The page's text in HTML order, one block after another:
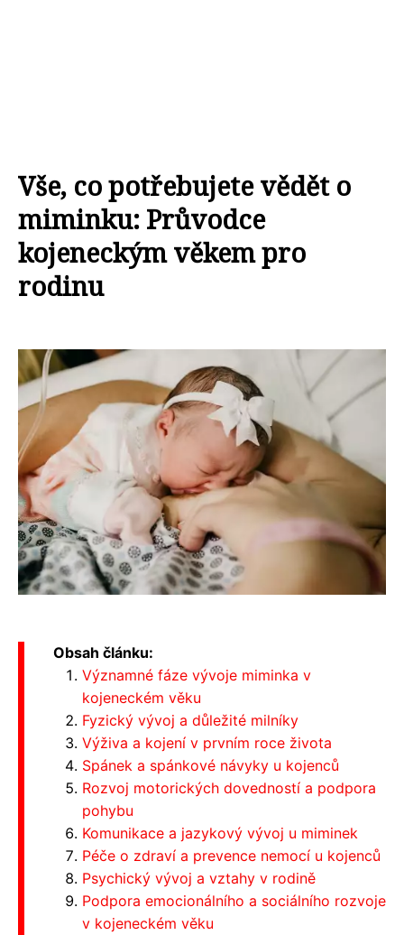
Vše, co potřebujete vědět o
miminku: Průvodce
kojeneckým věkem pro
rodinu
Obsah článku:
Významné fáze vývoje miminka v
kojeneckém věku
Fyzický vývoj a důležité milníky
Výživa a kojení v prvním roce života
Spánek a spánkové návyky u kojenců
Rozvoj motorických dovedností a podpora
pohybu
Komunikace a jazykový vývoj u miminek
Péče o zdraví a prevence nemocí u kojenců
Psychický vývoj a vztahy v rodině
Podpora emocionálního a sociálního rozvoje
v kojeneckém věku